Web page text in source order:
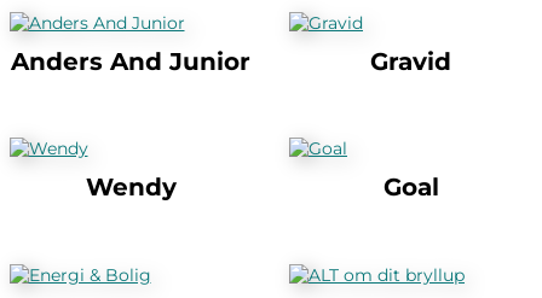
Anders And Junior Gravid
Wendy Goal